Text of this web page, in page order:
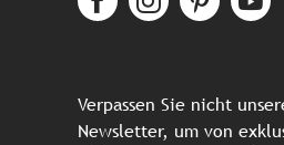
Verpassen Sie nicht
Newsletter, um von